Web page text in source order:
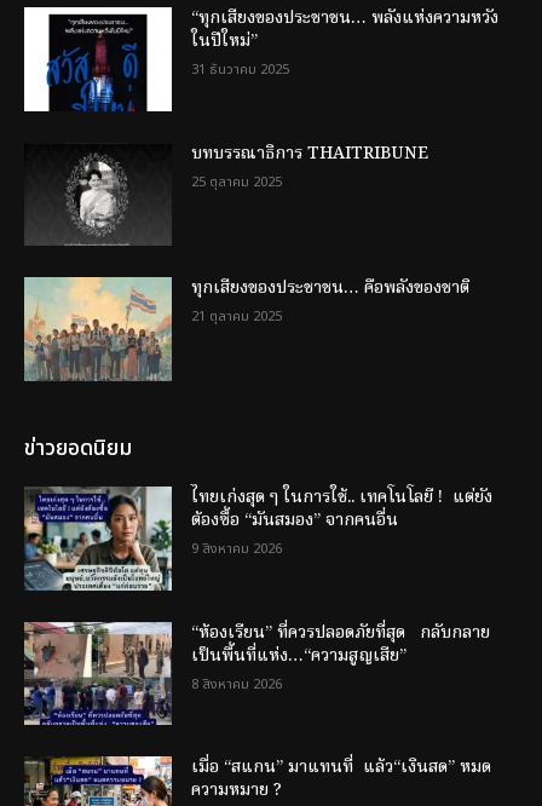
“ทุกเสียงของประชาชน… พลังแห่งความหวัง
ในปีใหม่”
31 ธันวาคม 2025
บทบรรณาธิการ THAITRIBUNE
25 ตุลาคม 2025
ทุกเสียงของประชาชน… คือพลังของชาติ
21 ตุลาคม 2025
ข่าวยอดนิยม
ไทยเก่งสุด ๆ ในการใช้.. เทคโนโลยี ! แต่ยัง
ต้องซื้อ “มันสมอง” จากคนอื่น
9 สิงหาคม 2026
“ห้องเรียน” ที่ควรปลอดภัยที่สุด กลับกลาย
เป็นพื้นที่แห่ง…“ความสูญเสีย”
8 สิงหาคม 2026
เมื่อ “สแกน” มาแทนที่ แล้ว“เงินสด” หมด
ความหมาย ?